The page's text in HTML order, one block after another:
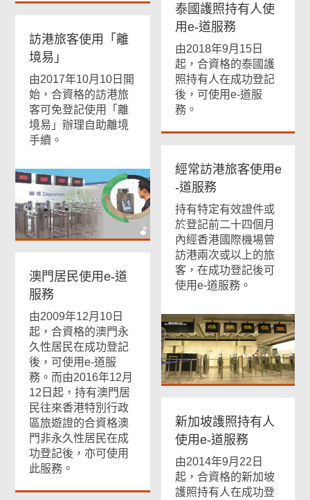
泰國護照持有人使
用e-道服務
由2018年9月15日
起，合資格的泰國護
照持有人在成功登記
後，可使用e-道服
務。
訪港旅客使用「離
境易」
由2017年10月10日開
始，合資格的訪港旅
客可免登記使用「離
境易」辦理自助離境
手續。
經常訪港旅客使用e
-道服務
持有特定有效證件或
於登記前二十四個月
內經香港國際機場曾
訪港兩次或以上的旅
客，在成功登記後可
使用e-道服務。
澳門居民使用e-道
服務
由2009年12月10日
起，合資格的澳門永
久性居民在成功登記
後，可使用e-道服
務。而由2016年12月
12日起，持有澳門居
民往來香港特別行政
區旅遊證的合資格澳
門非永久性居民在成
功登記後，亦可使用
此服務。
新加坡護照持有人
使用e-道服務
由2014年9月22日
起，合資格的新加坡
護照持有人在成功登